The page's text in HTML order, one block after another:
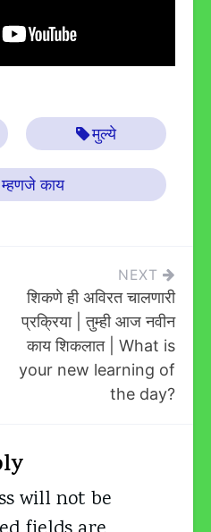
मुल्ये
काय
NEXT
शिकणे ही अविरत चालणारी
प्रक्रिया | तुम्ही आज नवीन
काय शिकलात | What is
your new learning of
the day?
will not be